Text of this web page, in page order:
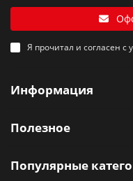
Я прочитал и согласен с
Информация
Полезное
Популярные